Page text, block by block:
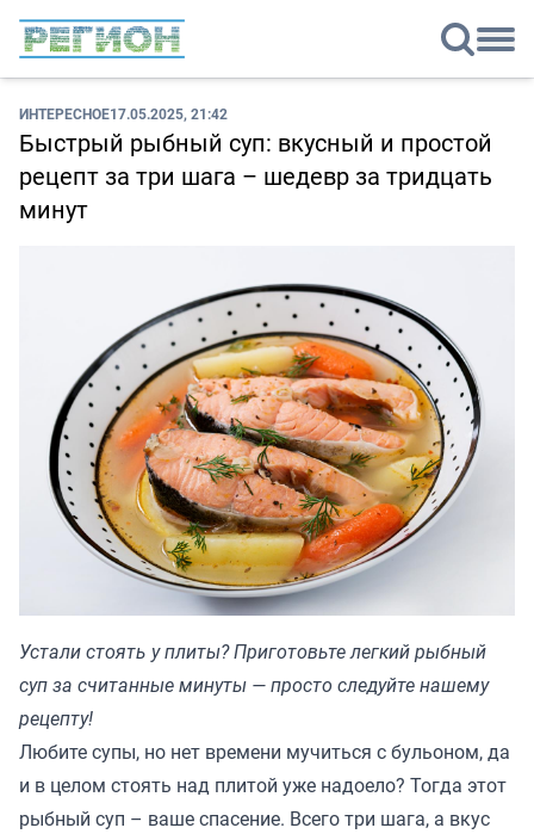
ИНТЕРЕСНОЕ17.05.2025, 21:42
Быстрый рыбный суп: вкусный и простой
рецепт за три шага – шедевр за тридцать
минут
Устали стоять у плиты? Приготовьте легкий рыбный
суп за считанные минуты — просто следуйте нашему
рецепту!
Любите супы, но нет времени мучиться с бульоном, да
и в целом стоять над плитой уже надоело? Тогда этот
рыбный суп – ваше спасение. Всего три шага, а вкус